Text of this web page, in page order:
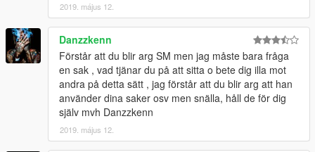
2019. május 12.
Danzzkenn
Förstår att du blir arg SM men jag måste bara fråga
en sak , vad tjänar du på att sitta o bete dig illa mot
andra på detta sätt , jag förstår att du blir arg att han
använder dina saker osv men snälla, håll de för dig
själv mvh Danzzkenn
2019. május 12.